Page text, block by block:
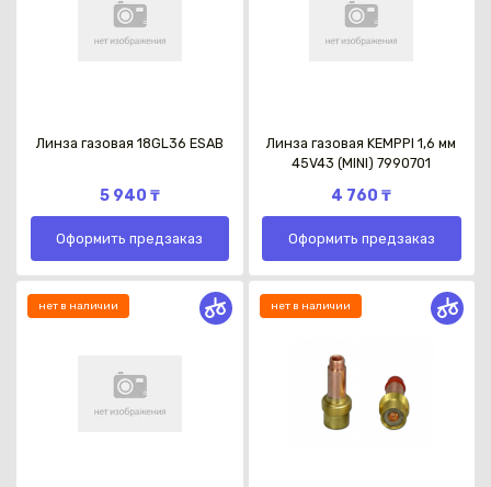
Линза газовая 18GL36 ESAB
5 940 ₸
Оформить предзаказ
Линза газовая KEMPPI 1,6 мм
45V43 (MINI) 7990701
4 760 ₸
Оформить предзаказ
нет в наличии нет в наличии